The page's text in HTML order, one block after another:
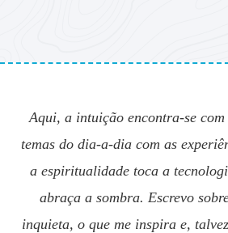
Aqui, a intuição encontra-se
temas do dia-a-dia com as
a espiritualidade toca a
abraça a sombra. Escrevo
inquieta, o que me inspira e,